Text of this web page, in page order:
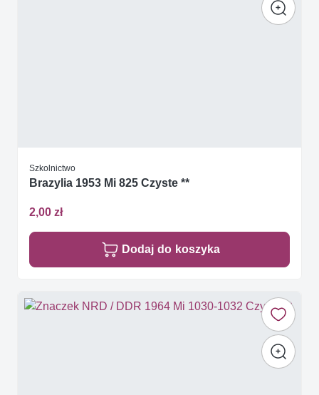
Szkolnictwo
Brazylia 1953 Mi 825 Czyste **
2,00 zł
Dodaj do koszyka